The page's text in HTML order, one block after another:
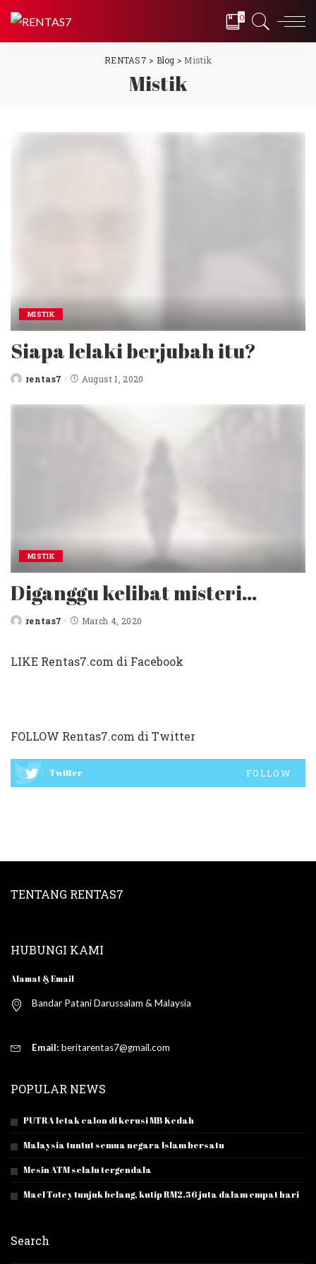
0
RENTAS7 > Blog > Mistik
Mistik
MISTIK
Siapa lelaki berjubah itu?
Postedrentas7 August 1, 2020
MISTIK
Diganggu kelibat misteri…
Postedrentas7 March 4, 2020
LIKE Rentas7.com di Facebook
FOLLOW Rentas7.com di Twitter
Twitter FOLLOW
TENTANG RENTAS7
HUBUNGI KAMI
Alamat & Email
Bandar Patani Darussalam & Malaysia
Email: beritarentas7@gmail.com
POPULAR NEWS
PUTRA letak calon di kerusi MB Kedah
Malaysia tuntut semua negara Islam bersatu
Mesin ATM selalu tergendala
Mael Totey tunjuk belang, kutip RM2.56 juta dalam empat hari
Search